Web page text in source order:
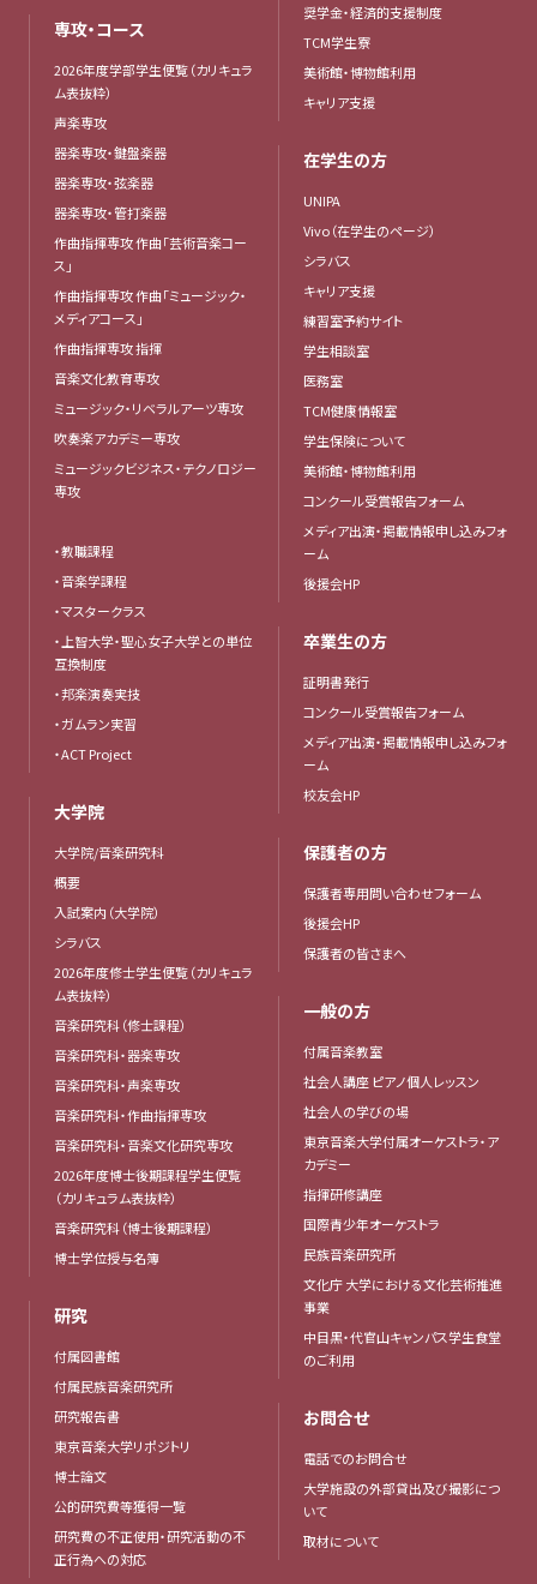
専攻・コース
2026年度学部学生便覧（カリキュラ
ム表抜粋）
声楽専攻
器楽専攻・鍵盤楽器
器楽専攻・弦楽器
器楽専攻・管打楽器
作曲指揮専攻 作曲「芸術音楽コー
ス」
作曲指揮専攻 作曲「ミュージック・
メディアコース」
作曲指揮専攻 指揮
音楽文化教育専攻
ミュージック・リベラルアーツ専攻
吹奏楽アカデミー専攻
ミュージックビジネス・テクノロジー
専攻
・教職課程
・音楽学課程
・マスタークラス
・上智大学・聖心女子大学との単位
互換制度
・邦楽演奏実技
・ガムラン実習
・ACT Project
大学院
大学院/音楽研究科
概要
入試案内（大学院）
シラバス
2026年度修士学生便覧（カリキュラ
ム表抜粋）
音楽研究科（修士課程）
音楽研究科・器楽専攻
音楽研究科・声楽専攻
音楽研究科・作曲指揮専攻
音楽研究科・音楽文化研究専攻
2026年度博士後期課程学生便覧
（カリキュラム表抜粋）
音楽研究科（博士後期課程）
博士学位授与名簿
研究
付属図書館
付属民族音楽研究所
研究報告書
東京音楽大学リポジトリ
博士論文
公的研究費等獲得一覧
研究費の不正使用・研究活動の不
正行為への対応
奨学金・経済的支援制度
TCM学生寮
美術館・博物館利用
キャリア支援
在学生の方
UNIPA
Vivo（在学生のページ）
シラバス
キャリア支援
練習室予約サイト
学生相談室
医務室
TCM健康情報室
学生保険について
美術館・博物館利用
コンクール受賞報告フォーム
メディア出演・掲載情報申し込みフォ
ーム
後援会HP
卒業生の方
証明書発行
コンクール受賞報告フォーム
メディア出演・掲載情報申し込みフォ
ーム
校友会HP
保護者の方
保護者専用問い合わせフォーム
後援会HP
保護者の皆さまへ
一般の方
付属音楽教室
社会人講座 ピアノ個人レッスン
社会人の学びの場
東京音楽大学付属オーケストラ・ア
カデミー
指揮研修講座
国際青少年オーケストラ
民族音楽研究所
文化庁 大学における文化芸術推進
事業
中目黒・代官山キャンパス学生食堂
のご利用
お問合せ
電話でのお問合せ
大学施設の外部貸出及び撮影につ
いて
取材について